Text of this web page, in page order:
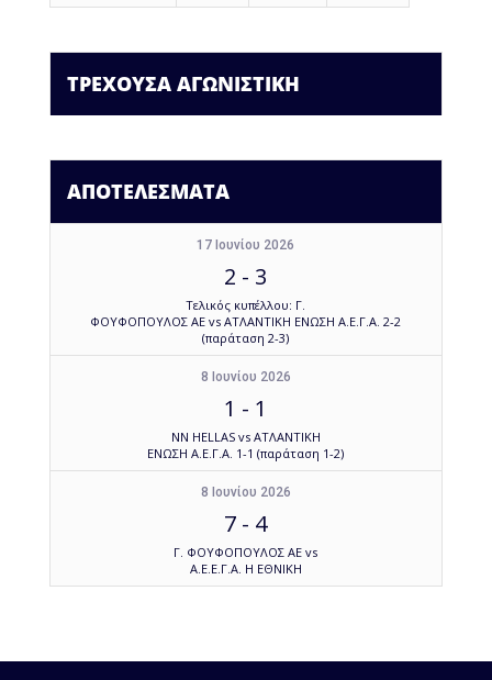
ΤΡΕΧΟΥΣΑ ΑΓΩΝΙΣΤΙΚΗ
ΑΠΟΤΕΛΕΣΜΑΤΑ
17 Ιουνίου 2026
2 - 3
Τελικός κυπέλλου: Γ.
ΦΟΥΦΟΠΟΥΛΟΣ ΑΕ vs ΑΤΛΑΝΤΙΚΗ ΕΝΩΣΗ Α.Ε.Γ.Α. 2-2
(παράταση 2-3)
8 Ιουνίου 2026
1 - 1
NN HELLAS vs ΑΤΛΑΝΤΙΚΗ
ΕΝΩΣΗ Α.Ε.Γ.Α. 1-1 (παράταση 1-2)
8 Ιουνίου 2026
7 - 4
Γ. ΦΟΥΦΟΠΟΥΛΟΣ ΑΕ vs
Α.Ε.Ε.Γ.Α. Η ΕΘΝΙΚΗ